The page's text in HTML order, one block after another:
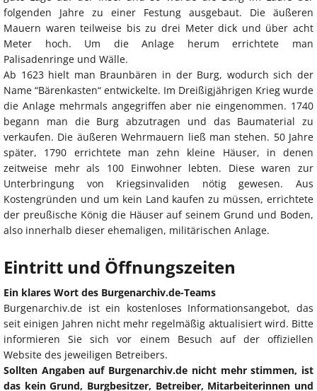
folgenden Jahre zu einer Festung ausgebaut. Die äußeren
Mauern waren teilweise bis zu drei Meter dick und über acht
Meter hoch. Um die Anlage herum errichtete man
Palisadenringe und Wälle.
Ab 1623 hielt man Braunbären in der Burg, wodurch sich der
Name “Bärenkasten“ entwickelte. Im Dreißigjährigen Krieg wurde
die Anlage mehrmals angegriffen aber nie eingenommen. 1740
begann man die Burg abzutragen und das Baumaterial zu
verkaufen. Die äußeren Wehrmauern ließ man stehen. 50 Jahre
später, 1790 errichtete man zehn kleine Häuser, in denen
zeitweise mehr als 100 Einwohner lebten. Diese waren zur
Unterbringung von Kriegsinvaliden nötig gewesen. Aus
Kostengründen und um kein Land kaufen zu müssen, errichtete
der preußische König die Häuser auf seinem Grund und Boden,
also innerhalb dieser ehemaligen, militärischen Anlage.
Eintritt und Öffnungszeiten
Ein klares Wort des Burgenarchiv.de-Teams
Burgenarchiv.de ist ein kostenloses Informationsangebot, das
seit einigen Jahren nicht mehr regelmäßig aktualisiert wird. Bitte
informieren Sie sich vor einem Besuch auf der offiziellen
Website des jeweiligen Betreibers.
Sollten Angaben auf Burgenarchiv.de nicht mehr stimmen, ist
das kein Grund, Burgbesitzer, Betreiber, Mitarbeiterinnen und